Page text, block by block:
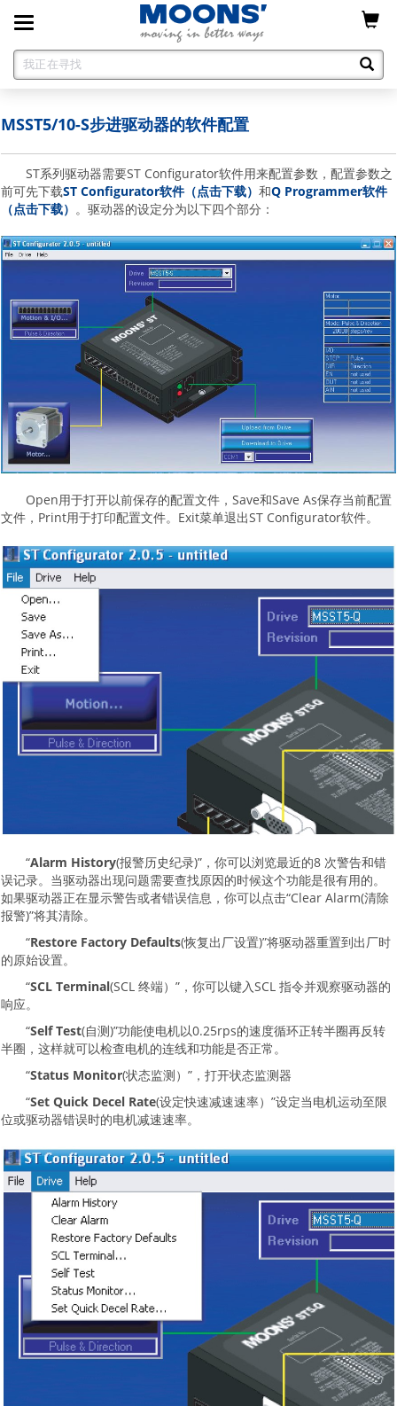
Toggle
navigation
MSST5/10-S步进驱动器的软件配置
ST系列驱动器需要ST Configurator软件用来配置参数，配置参数之
前可先下载ST Configurator软件（点击下载） 和Q Programmer软件
（点击下载） 。驱动器的设定分为以下四个部分：
Open用于打开以前保存的配置文件，Save和Save As保存当前配置
文件，Print用于打印配置文件。Exit菜单退出ST Configurator软件。
“Alarm History(报警历史纪录)”，你可以浏览最近的8 次警告和错
误记录。当驱动器出现问题需要查找原因的时候这个功能是很有用的。
如果驱动器正在显示警告或者错误信息，你可以点击“Clear Alarm(清除
报警)”将其清除。
“Restore Factory Defaults(恢复出厂设置)”将驱动器重置到出厂时
的原始设置。
“SCL Terminal(SCL 终端）”，你可以键入SCL 指令并观察驱动器的
响应。
“Self Test(自测)”功能使电机以0.25rps的速度循环正转半圈再反转
半圈，这样就可以检查电机的连线和功能是否正常。
“Status Monitor(状态监测）”，打开状态监测器
“Set Quick Decel Rate(设定快速减速速率）”设定当电机运动至限
位或驱动器错误时的电机减速速率。